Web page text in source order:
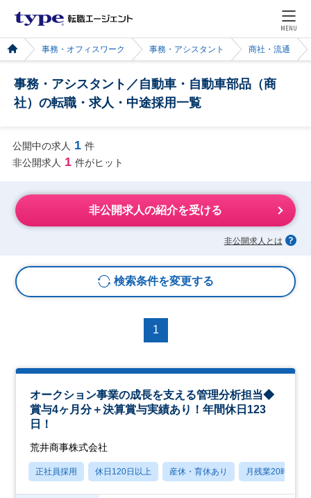
MENU
事務・オフィスワーク 事務・アシスタント 商社・流通
事務・アシスタント／自動車・自動車部品（商
社）の転職・求人・中途採用一覧
公開中の求人 1 件
非公開求人 1 件がヒット
非公開求人の紹介を受ける
非公開求人とは
検索条件を変更する
1
オークション事業の成長を支える管理分析担当◆
賞与4ヶ月分＋決算賞与実績あり！年間休日123
日！
荒井商事株式会社
正社員採用 休日120日以上 産休・育休あり 月残業20時間以